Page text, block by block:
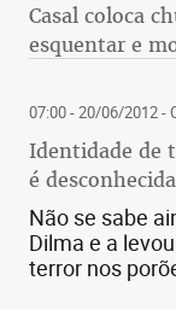
Casal coloca
esquentar e
07:00 - 20/06/2012-
Identidade de
é desconhecida
Não se sabe
Dilma e a
terror nos